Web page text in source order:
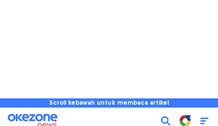
Scroll kebawah untuk membaca artikel